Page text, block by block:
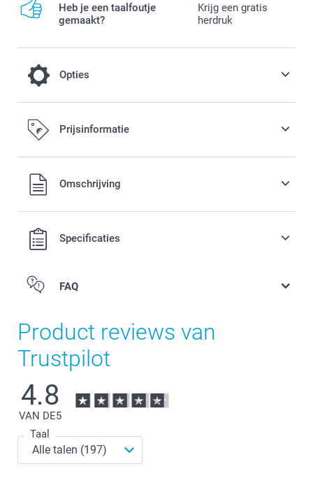
Heb je een taalfoutje
gemaakt?
Krijg een gratis
herdruk
Opties
Tover je mok om in een magische
kerstmok
3,00 / stuk
Prijsinformatie
Alle prijzen zijn in EURO (€) inclusief BTW en exclusief
verzendkosten.Omschrijving
Specificaties
FAQ
Product reviews van
Trustpilot
4.8
VAN DE5
Taal